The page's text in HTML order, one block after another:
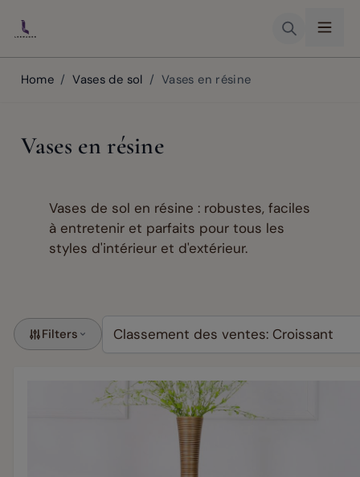
Home / Vases de sol / Vases en résine
Vases en résine
Vases de sol en résine : robustes, faciles
à entretenir et parfaits pour tous les
styles d'intérieur et d'extérieur.
Filters